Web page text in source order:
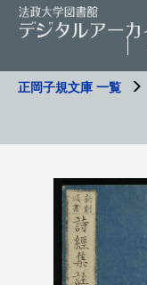
正岡子規文庫 一覧